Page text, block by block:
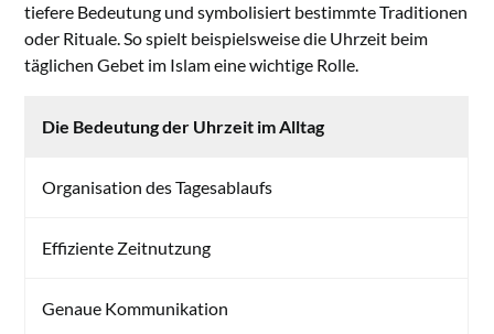
tiefere Bedeutung und symbolisiert bestimmte Traditionen
oder Rituale. So spielt beispielsweise die Uhrzeit beim
täglichen Gebet im Islam eine wichtige Rolle.
Die Bedeutung der Uhrzeit im Alltag
Organisation des Tagesablaufs
Effiziente Zeitnutzung
Genaue Kommunikation